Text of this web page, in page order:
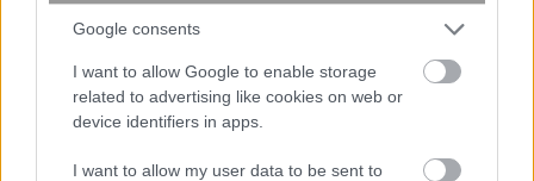
Google consents
I want to allow Google to enable storage
related to advertising like cookies on web or
device identifiers in apps.
I want to allow my user data to be sent to